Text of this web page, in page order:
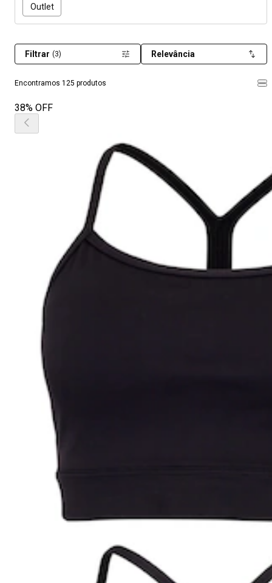
Outlet
Encontramos 125 produtos
Filtrar (3) Relevância
38% OFF